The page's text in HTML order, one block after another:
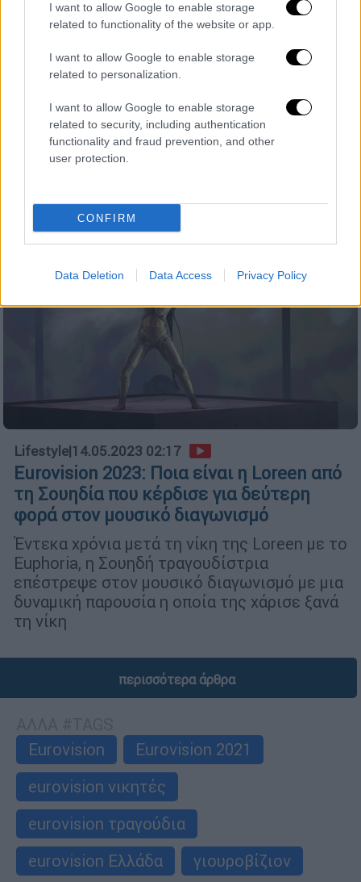
I want to allow Google to enable storage
related to functionality of the website or app.
I want to allow Google to enable storage
related to personalization.
I want to allow Google to enable storage
related to security, including authentication
functionality and fraud prevention, and other
user protection.
CONFIRM
Data Deletion Data Access Privacy Policy
Lifestyle|14.05.2023 14:30
Οργή Μικρούτσικου κατά της ΕΡΤ:
Ξέσπασμα μετά το 4αρι στην Κύπρο στον
τελικό της Eurovision
Ο Ανδρέας Μικρούτσικος σχολίασε όσα
συνέβησαν στη μεγάλη βραδιά του τελικού
της Eurovision
Lifestyle|14.05.2023 02:17
Eurovision 2023: Ποια είναι η Loreen από
τη Σουηδία που κέρδισε για δεύτερη
φορά στον μουσικό διαγωνισμό
Έντεκα χρόνια μετά τη νίκη της Loreen με το
Euphoria, η Σουηδή τραγουδίστρια
επέστρεψε στον μουσικό διαγωνισμό με μια
δυναμική παρουσία η οποία της χάρισε ξανά
τη νίκη
περισσότερα άρθρα
Eurovision
Eurovision 2021
eurovision νικητές
eurovision τραγούδια
eurovision Ελλάδα
γιουροβίζιον